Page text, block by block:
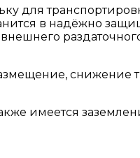
для
в надёжно
снижение
имеется